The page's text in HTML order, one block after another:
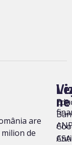
are
de
ne